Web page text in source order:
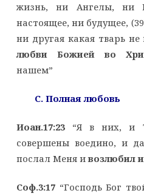
жизнь, ни Ангелы, ни
настоящее, ни будущее,
ни другая какая тварь
любви Божией во
нашем”
C. Полная любовь
Иоан.17:23“Я в них, и
совершены воедино, и
послал Меня ивозлюбил
Соф.3:17“Господь Бог